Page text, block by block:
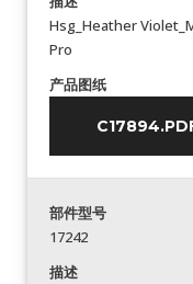
Hsg_Heather
Pro
产品图纸
部件型号
17242
描述